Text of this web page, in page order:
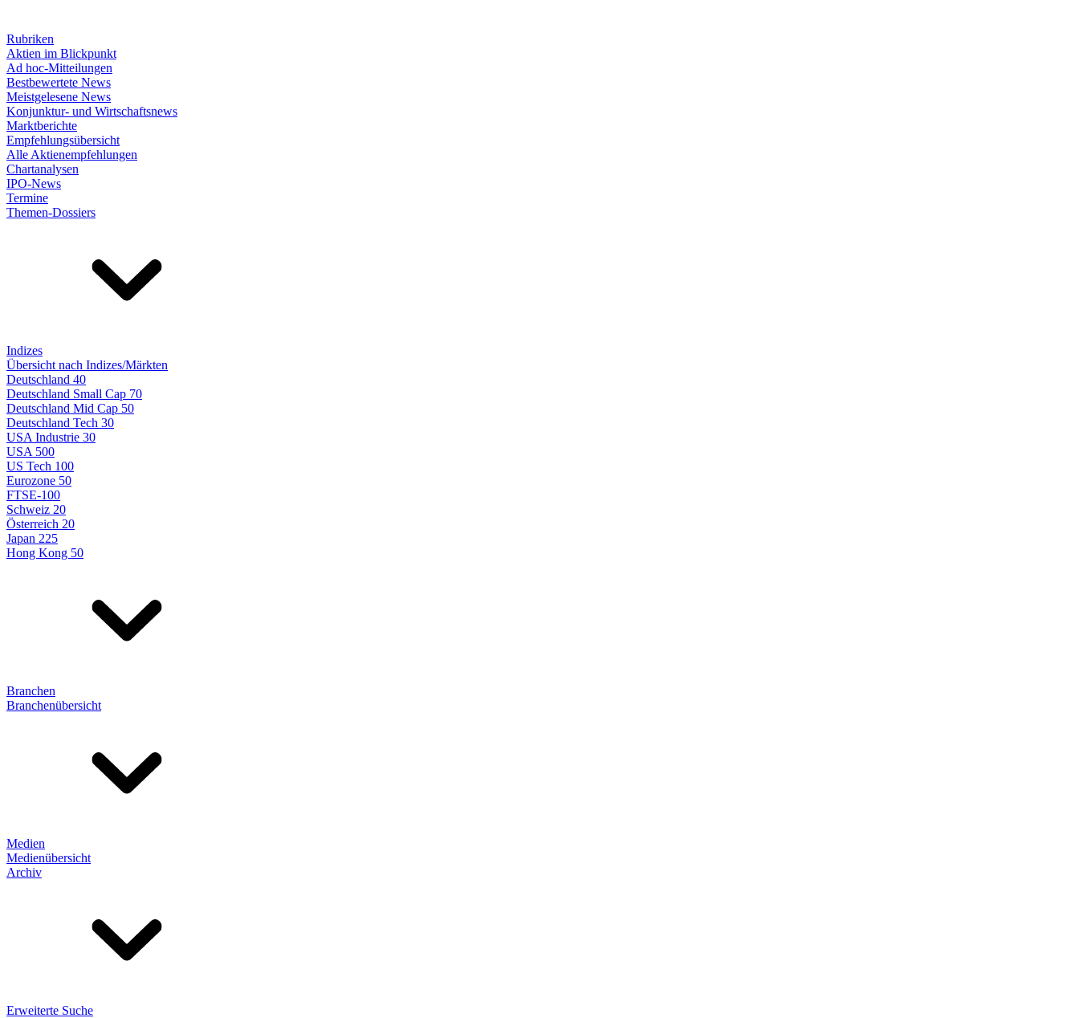
Rubriken
Aktien im Blickpunkt
Ad hoc-Mitteilungen
Bestbewertete News
Meistgelesene News
Konjunktur- und Wirtschaftsnews
Marktberichte
Empfehlungsübersicht
Alle Aktienempfehlungen
Chartanalysen
IPO-News
Termine
Themen-Dossiers
Indizes
Übersicht nach Indizes/Märkten
Deutschland 40
Deutschland Small Cap 70
Deutschland Mid Cap 50
Deutschland Tech 30
USA Industrie 30
USA 500
US Tech 100
Eurozone 50
FTSE-100
Schweiz 20
Österreich 20
Japan 225
Hong Kong 50
Branchen
Branchenübersicht
Medien
Medienübersicht
Archiv
Erweiterte Suche